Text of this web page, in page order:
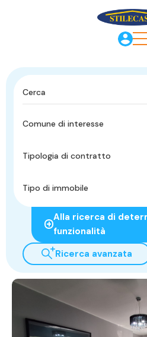
Comune di interesse
Tipologia di contratto
Tipo di immobile
Alla ricerca di
funzionalità
Ricerca avanzata